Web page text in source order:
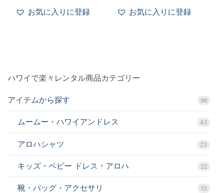
お気に入りに登録 お気に入りに登録
ハワイで楽々レンタル商品カテゴリー
アイテムから探す 96
ムームー・ハワイアンドレス 42
アロハシャツ 23
キッズ・ベビー ドレス・アロハ 22
靴・バッグ・アクセサリ 10